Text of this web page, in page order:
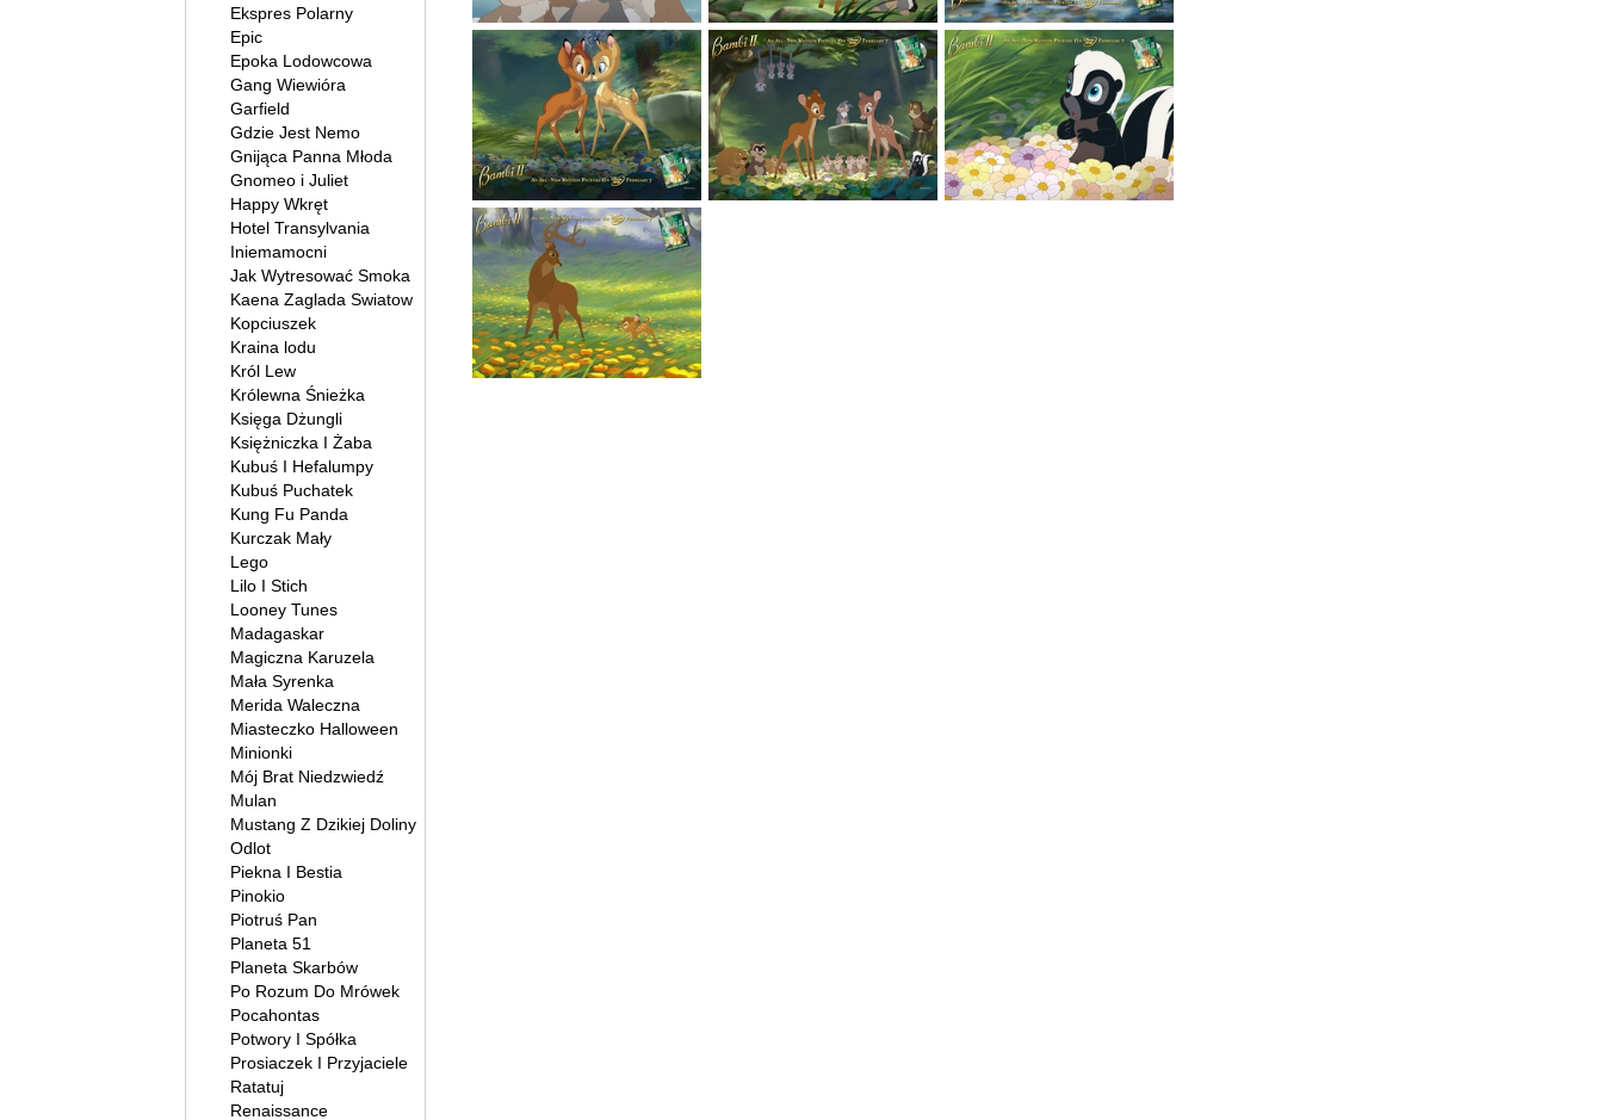
Ekspres Polarny
Epic
Epoka Lodowcowa
Gang Wiewióra
Garfield
Gdzie Jest Nemo
Gnijąca Panna Młoda
Gnomeo i Juliet
Happy Wkręt
Hotel Transylvania
Iniemamocni
Jak Wytresować Smoka
Kaena Zaglada Swiatow
Kopciuszek
Kraina lodu
Król Lew
Królewna Śnieżka
Księga Dżungli
Księżniczka I Żaba
Kubuś I Hefalumpy
Kubuś Puchatek
Kung Fu Panda
Kurczak Mały
Lego
Lilo I Stich
Looney Tunes
Madagaskar
Magiczna Karuzela
Mała Syrenka
Merida Waleczna
Miasteczko Halloween
Minionki
Mój Brat Niedzwiedź
Mulan
Mustang Z Dzikiej Doliny
Odlot
Piekna I Bestia
Pinokio
Piotruś Pan
Planeta 51
Planeta Skarbów
Po Rozum Do Mrówek
Pocahontas
Potwory I Spółka
Prosiaczek I Przyjaciele
Ratatuj
Renaissance